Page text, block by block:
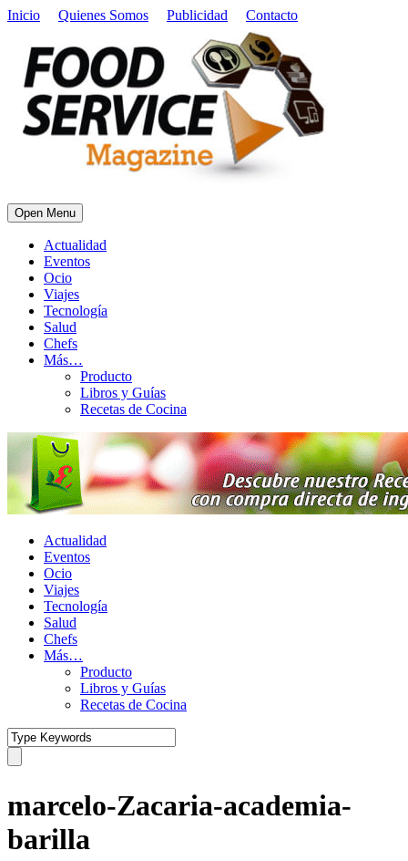
Inicio Quienes Somos Publicidad Contacto
Open Menu
Actualidad
Eventos
Ocio
Viajes
Tecnología
Salud
Chefs
Más…
Producto
Libros y Guías
Recetas de Cocina
Actualidad
Eventos
Ocio
Viajes
Tecnología
Salud
Chefs
Más…
Producto
Libros y Guías
Recetas de Cocina
marcelo-Zacaria-academia-
barilla